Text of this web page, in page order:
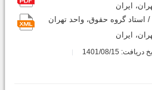
ایران
/ استاد گروه حقوق، واحد تهران
ایران
دریافت: 1401/08/15